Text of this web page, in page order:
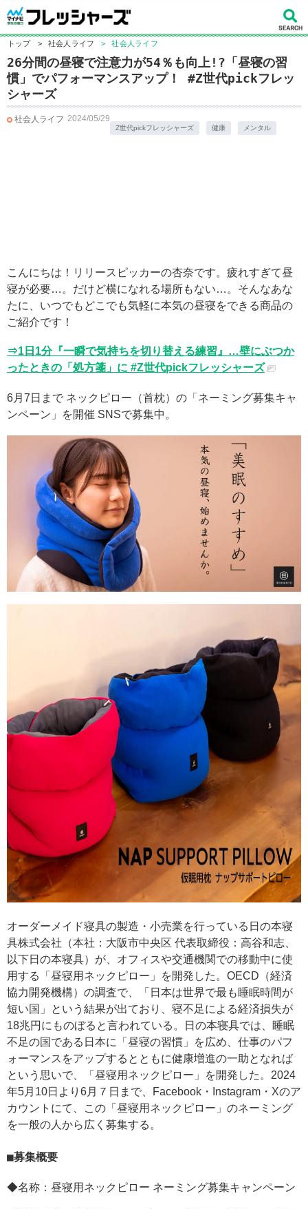
トップ > 社会人ライフ > 社会人ライフ
26分間の昼寝で注意力が54％も向上!?「昼寝の習
慣」でパフォーマンスアップ！ #Z世代pickフレッ
シャーズ
社会人ライフ 2024/05/29
Z世代pickフレッシャーズ 健康 メンタル
こんにちは！リリースピッカーの杏奈です。疲れすぎて昼
寝が必要…。だけど横になれる場所もない…。そんなあな
たに、いつでもどこでも気軽に本気の昼寝をできる商品の
ご紹介です！
⇒1日1分『一瞬で気持ちを切り替える練習』…壁にぶつか
ったときの「処方箋」に #Z世代pickフレッシャーズ
6月7日まで ネックピロー（首枕）の「ネーミング募集キャ
ンペーン」を開催 SNSで募集中。
オーダーメイド寝具の製造・小売業を行っている日の本寝
具株式会社（本社：大阪市中央区 代表取締役：高谷和志、
以下日の本寝具）が、オフィスや交通機関での移動中に使
用する「昼寝用ネックピロー」を開発した。OECD（経済
協力開発機構）の調査で、「日本は世界で最も睡眠時間が
短い国」という結果が出ており、寝不足による経済損失が
18兆円にものぼると言われている。日の本寝具では、睡眠
不足の国である日本に「昼寝の習慣」を広め、仕事のパフ
ォーマンスをアップするとともに健康増進の一助となれば
という思いで、「昼寝用ネックピロー」を開発した。2024
年5月10日より6月７日まで、Facebook・Instagram・Xのア
カウントにて、この「昼寝用ネックピロー」のネーミング
を一般の人から広く募集する。
募集概要
◆名称：昼寝用ネックピロー ネーミング募集キャンペーン